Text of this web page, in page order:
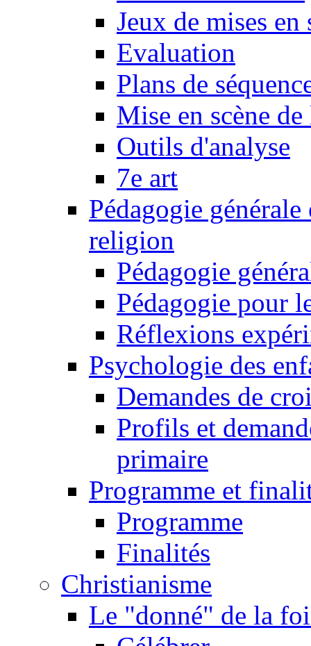
Jeux de mises
Evaluation
Plans de
Mise en scène
Outils d'analyse
7e art
Pédagogie
religion
Pédagogie
Pédagogie pour
Réflexions
Psychologie des
Demandes de
Profils et
primaire
Programme et
Programme
Finalités
Christianisme
Le "donné" de la